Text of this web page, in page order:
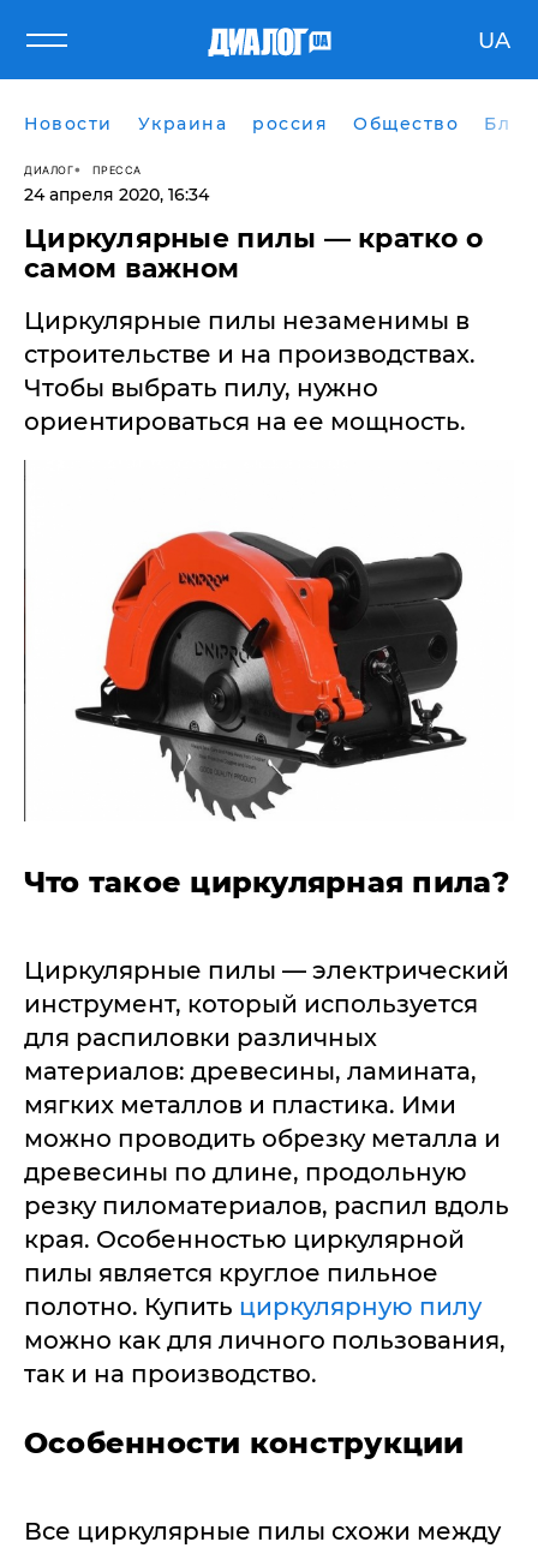
UA
Новости Украина россия Общество
ДИАЛОГ ПРЕССА
24 апреля 2020, 16:34
Циркулярные пилы — кратко о
самом важном
Циркулярные пилы незаменимы в
строительстве и на производствах.
Чтобы выбрать пилу, нужно
ориентироваться на ее мощность.
Что такое циркулярная пила?
Циркулярные пилы — электрический
инструмент, который используется
для распиловки различных
материалов: древесины, ламината,
мягких металлов и пластика. Ими
можно проводить обрезку металла и
древесины по длине, продольную
резку пиломатериалов, распил вдоль
края. Особенностью циркулярной
пилы является круглое пильное
полотно. Купить циркулярную пилу
можно как для личного пользования,
так и на производство.
Особенности конструкции
Все циркулярные пилы схожи между